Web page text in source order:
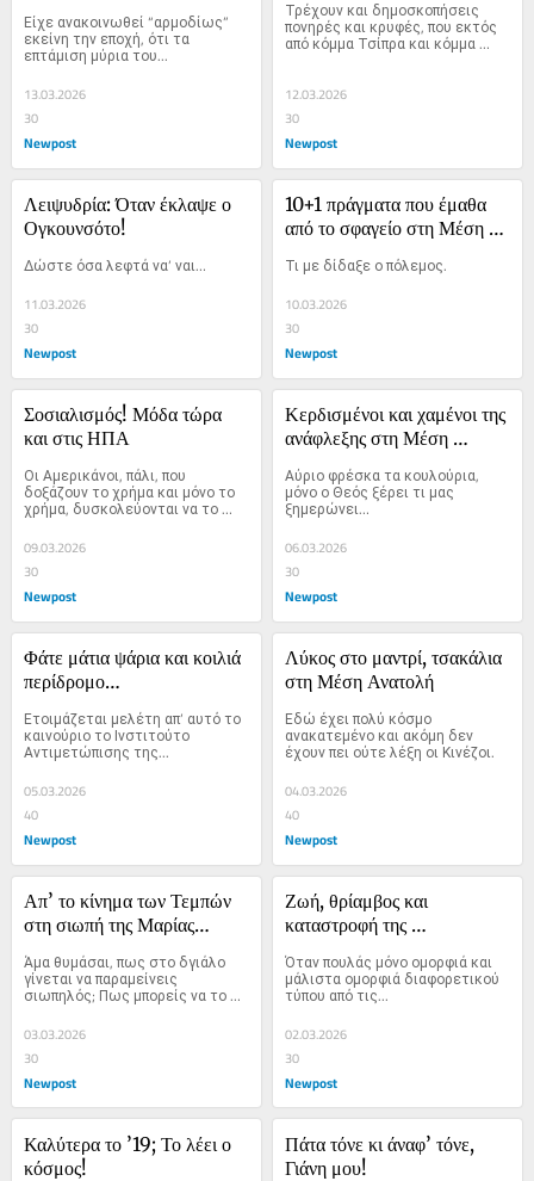
Είχε ανακοινωθεί “αρμοδίως”
εκείνη την εποχή, ότι τα
επτάμιση μύρια του...
13.03.2026
30
Newpost
Τρέχουν και δημοσκοπήσεις
πονηρές και κρυφές, που εκτός
από κόμμα Τσίπρα και κόμμα
Καρυστιανού ρωτάνε και για
12.03.2026
30
Newpost
Λειψυδρία: Όταν έκλαψε ο
Ογκουνσότο!
Δώστε όσα λεφτά να’ ναι…
11.03.2026
30
Newpost
10+1 πράγματα που έμαθα
από το σφαγείο στη Μέση
Τι με δίδαξε ο πόλεμος.
10.03.2026
30
Newpost
Σοσιαλισμός! Μόδα τώρα
και στις ΗΠΑ
Οι Αμερικάνοι, πάλι, που
δοξάζουν το χρήμα και μόνο το
χρήμα, δυσκολεύονται να το
χωνέψουν.
09.03.2026
30
Newpost
Κερδισμένοι και χαμένοι της
ανάφλεξης στη Μέση
Αύριο φρέσκα τα κουλούρια,
μόνο ο Θεός ξέρει τι μας
ξημερώνει…
06.03.2026
30
Newpost
Φάτε μάτια ψάρια και κοιλιά
περίδρομο…
Ετοιμάζεται μελέτη απ’ αυτό το
καινούριο το Ινστιτούτο
Αντιμετώπισης της...
05.03.2026
40
Newpost
Λύκος στο μαντρί, τσακάλια
στη Μέση Ανατολή
Εδώ έχει πολύ κόσμο
ανακατεμένο και ακόμη δεν
έχουν πει ούτε λέξη οι Κινέζοι.
04.03.2026
40
Newpost
Απ’ το κίνημα των Τεμπών
στη σιωπή της Μαρίας…
Άμα θυμάσαι, πως στο δγιάλο
γίνεται να παραμείνεις
σιωπηλός; Πως μπορείς να το
βουλώσεις, να το ταπώσεις, να
το ράψεις;
03.03.2026
30
Newpost
Ζωή, θρίαμβος και
καταστροφή της
Όταν πουλάς μόνο ομορφιά και
μάλιστα ομορφιά διαφορετικού
τύπου από τις...
02.03.2026
30
Newpost
Καλύτερα το ’19; Το λέει ο
κόσμος!
Πάτα τόνε κι άναφ’ τόνε,
Γιάνη μου!